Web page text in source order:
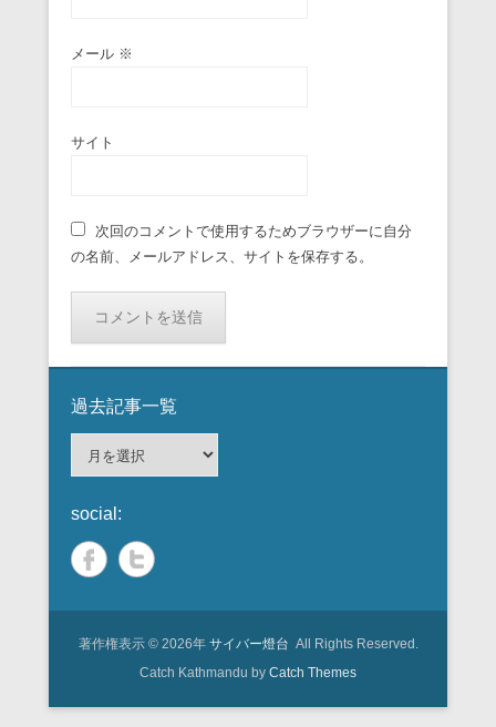
メール ※
サイト
次回のコメントで使用するためブラウザーに自分
の名前、メールアドレス、サイトを保存する。
過去記事一覧
事
一
覧
social:
著作権表示 © 2026年 サイバー燈台 All Rights Reserved.
Catch Kathmandu by Catch Themes